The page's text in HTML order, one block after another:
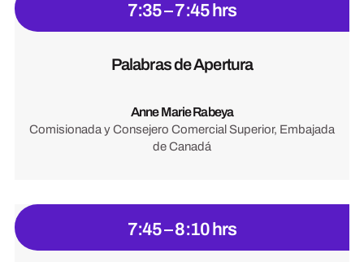
7:35 – 7:45 hrs
Palabras de Apertura
Anne Marie Rabeya
Comisionada y Consejero Comercial Superior, Embajada
de Canadá
7:45 – 8:10 hrs